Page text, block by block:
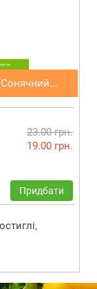
23.00 грн.
19.00 грн.
Придбати